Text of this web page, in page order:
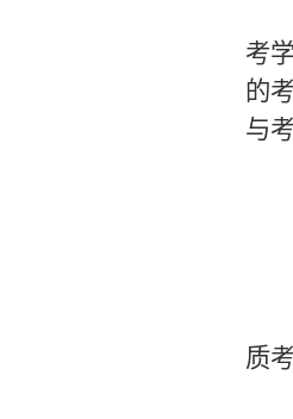
考
的
与
质